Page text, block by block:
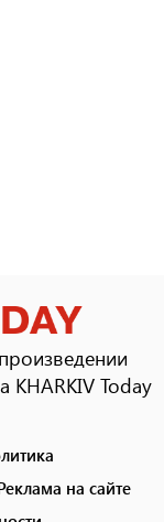
KHARKIV Today
на сайте